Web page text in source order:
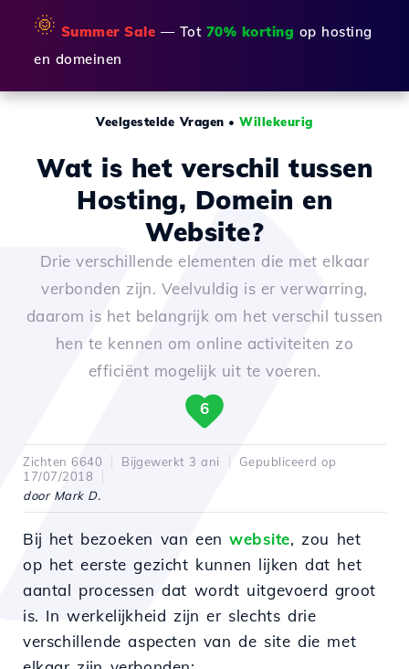
🌞 Summer Sale — Tot 70% korting op hosting
en domeinen
Veelgestelde Vragen •Willekeurig
Wat is het verschil tussen
Hosting, Domein en
Website?
Drie verschillende elementen die met elkaar
verbonden zijn. Veelvuldig is er verwarring,
daarom is het belangrijk om het verschil tussen
hen te kennen om online activiteiten zo
efficiënt mogelijk uit te voeren.
6
Zichten 6640 Bijgewerkt 3 ani
Gepubliceerd op
17/07/2018
door Mark D.
Bij het bezoeken van eenwebsite, zou het
op het eerste gezicht kunnen lijken dat het
aantal processen dat wordt uitgevoerd groot
is. In werkelijkheid zijn er slechts drie
verschillende aspecten van de site die met